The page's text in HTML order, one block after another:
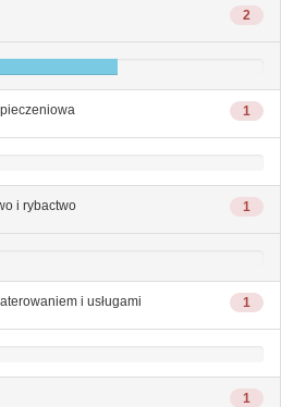
2
1
1
i rybactwo
1
i usługami
1